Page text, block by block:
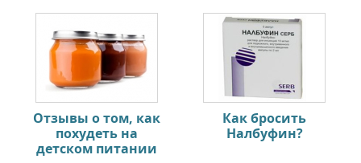
Отзывы о том, как
похудеть на
детском питании
Как бросить
Налбуфин?